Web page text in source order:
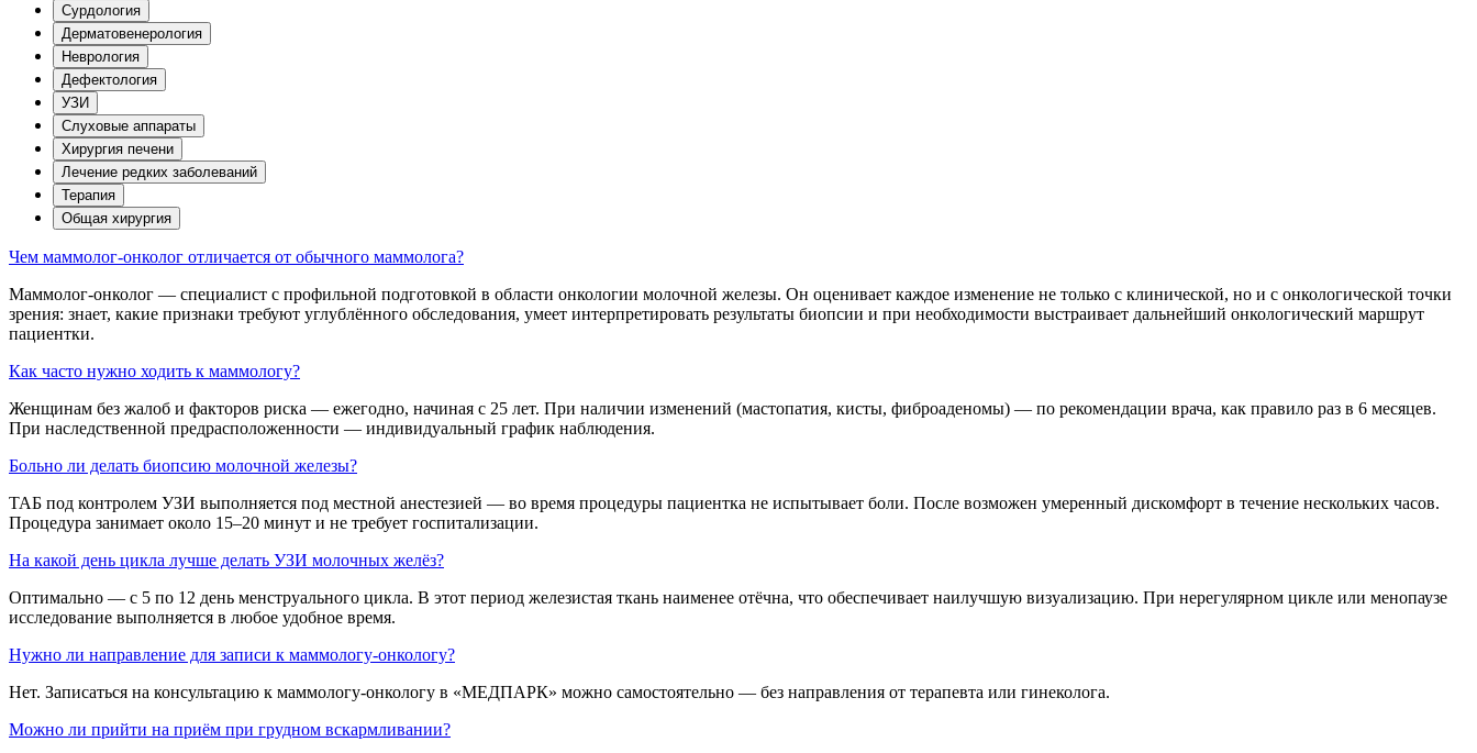
Сурдология
Дерматовенерология
Неврология
Дефектология
УЗИ
Слуховые аппараты
Хирургия печени
Лечение редких заболеваний
Терапия
Общая хирургия
Чем маммолог-онколог отличается от обычного маммолога?
Маммолог-онколог — специалист с профильной подготовкой в области онкологии молочной железы. Он оценивает каждое изменение не только с клинической, но и с онкологической точки
зрения: знает, какие признаки требуют углублённого обследования, умеет интерпретировать результаты биопсии и при необходимости выстраивает дальнейший онкологический маршрут
пациентки.
Как часто нужно ходить к маммологу?
Женщинам без жалоб и факторов риска — ежегодно, начиная с 25 лет. При наличии изменений (мастопатия, кисты, фиброаденомы) — по рекомендации врача, как правило раз в 6 месяцев.
При наследственной предрасположенности — индивидуальный график наблюдения.
Больно ли делать биопсию молочной железы?
ТАБ под контролем УЗИ выполняется под местной анестезией — во время процедуры пациентка не испытывает боли. После возможен умеренный дискомфорт в течение нескольких часов.
Процедура занимает около 15–20 минут и не требует госпитализации.
На какой день цикла лучше делать УЗИ молочных желёз?
Оптимально — с 5 по 12 день менструального цикла. В этот период железистая ткань наименее отёчна, что обеспечивает наилучшую визуализацию. При нерегулярном цикле или менопаузе
исследование выполняется в любое удобное время.
Нужно ли направление для записи к маммологу-онкологу?
Нет. Записаться на консультацию к маммологу-онкологу в «МЕДПАРК» можно самостоятельно — без направления от терапевта или гинеколога.
Можно ли прийти на приём при грудном вскармливании?